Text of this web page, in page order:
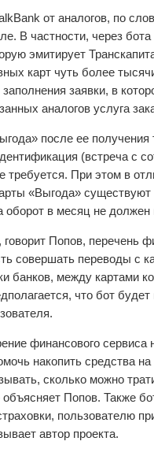
от аналогов, по
В частности, через
эмитирует
карт чуть более
заявки, в
аналогов услуга
после ее
(встреча с
требуется. При этом в
«Выгода»
оборот в месяц не
Попов, перечень
совершать переводы с
банков, между картами
что бот
финансового
накопить средства
сколько можно
Попов. Также
пользователю
автор проекта.